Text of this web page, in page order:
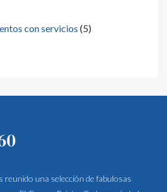
con servicios (5)
reunido una selección de fabulosas